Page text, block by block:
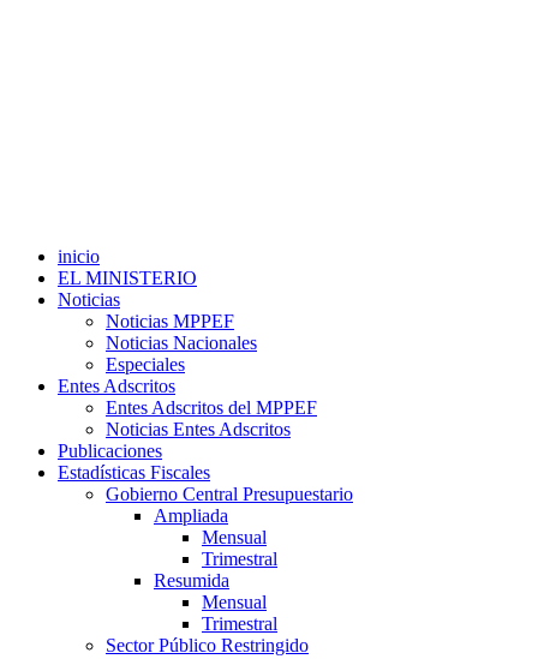
inicio
EL MINISTERIO
Noticias
Noticias MPPEF
Noticias Nacionales
Especiales
Entes Adscritos
Entes Adscritos del MPPEF
Noticias Entes Adscritos
Publicaciones
Estadísticas Fiscales
Gobierno Central Presupuestario
Ampliada
Mensual
Trimestral
Resumida
Mensual
Trimestral
Sector Público Restringido